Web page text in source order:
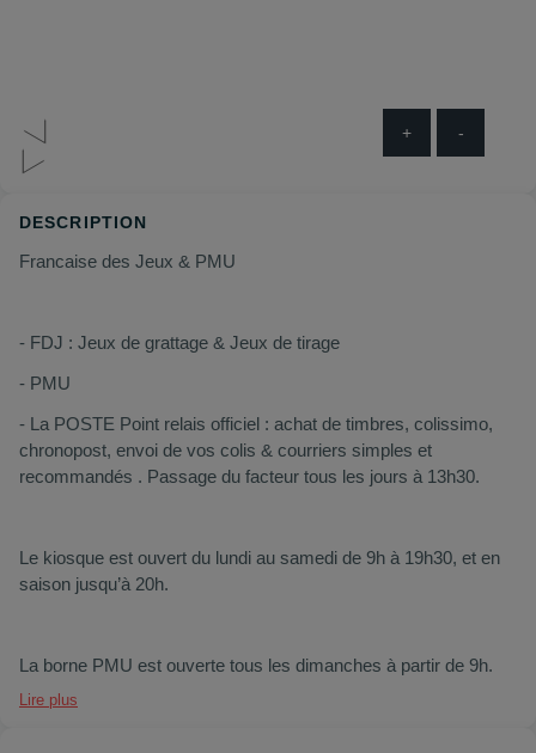
+ -
DESCRIPTION
Francaise des Jeux & PMU
- FDJ : Jeux de grattage & Jeux de tirage
- PMU
- La POSTE Point relais officiel : achat de timbres, colissimo,
chronopost, envoi de vos colis & courriers simples et
recommandés . Passage du facteur tous les jours à 13h30.
Le kiosque est ouvert du lundi au samedi de 9h à 19h30, et en
saison jusqu’à 20h.
La borne PMU est ouverte tous les dimanches à partir de 9h.
Lire plus